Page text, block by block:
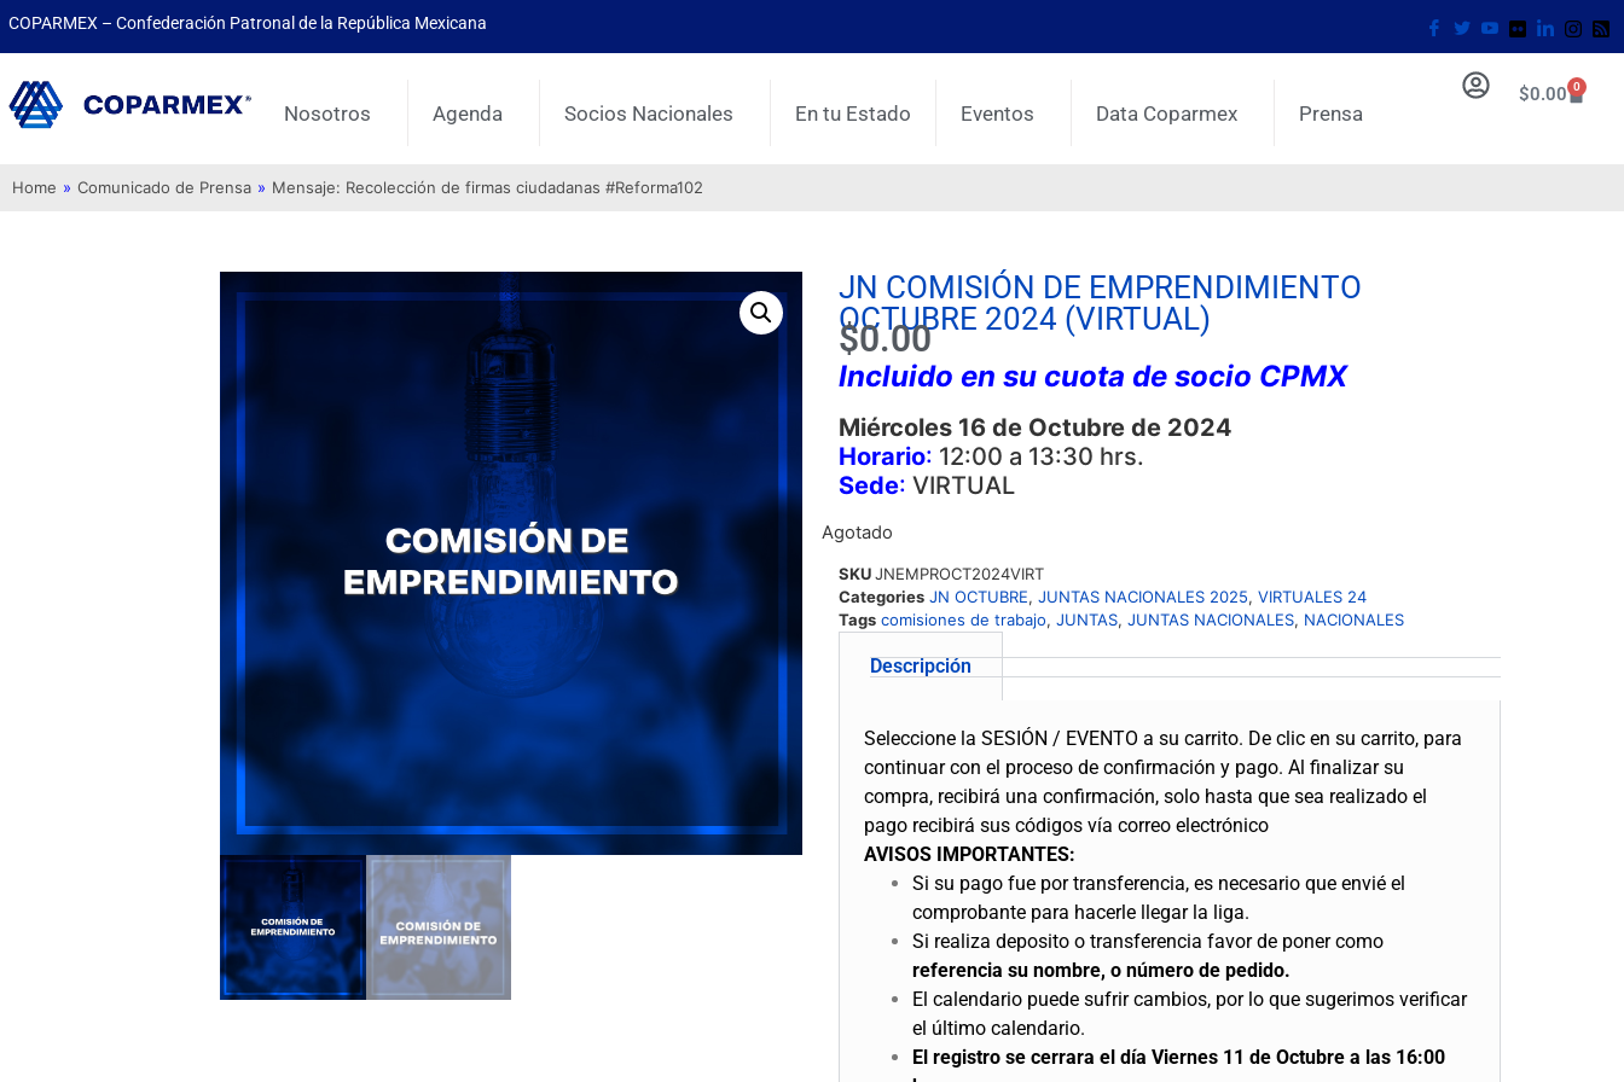
COPARMEX – Confederación Patronal de la República Mexicana
Nosotros Agenda Socios Nacionales En tu Estado Eventos Data Coparmex Prensa
$0.00 0
Home » Comunicado de Prensa » Mensaje: Recolección de firmas ciudadanas #Reforma102
JN COMISIÓN DE EMPRENDIMIENTO
OCTUBRE 2024 (VIRTUAL)
$0.00
Incluido en su cuota de socio CPMX
Miércoles 16 de Octubre de 2024
Horario: 12:00 a 13:30 hrs.
Sede: VIRTUAL
Agotado
SKUJNEMPROCT2024VIRT
Categories JN OCTUBRE,JUNTAS NACIONALES 2025,VIRTUALES 24
Tags comisiones de trabajo,JUNTAS,JUNTAS NACIONALES, NACIONALES
Descripción
Seleccione la SESIÓN / EVENTO a su carrito. De clic en su carrito, para
continuar con el proceso de confirmación y pago. Al finalizar su
compra, recibirá una confirmación, solo hasta que sea realizado el
pago recibirá sus códigos vía correo electrónico
AVISOS IMPORTANTES:
Si su pago fue por transferencia, es necesario que envié el
comprobante para hacerle llegar la liga.
Si realiza deposito o transferencia favor de poner como
referencia su nombre, o número de pedido.
El calendario puede sufrir cambios, por lo que sugerimos verificar
el último calendario.
El registro se cerrara el día Viernes 11 de Octubre a las 16:00